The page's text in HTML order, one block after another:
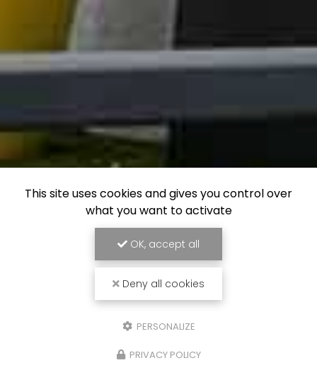
This site uses cookies and gives you control over
what you want to activate
OK, accept all
Deny all cookies
PERSONALIZE
PRIVACY POLICY